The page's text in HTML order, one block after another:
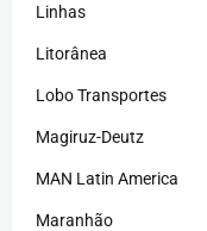
Linhas
Litorânea
Lobo Transportes
Magiruz-Deutz
MAN Latin America
Maranhão